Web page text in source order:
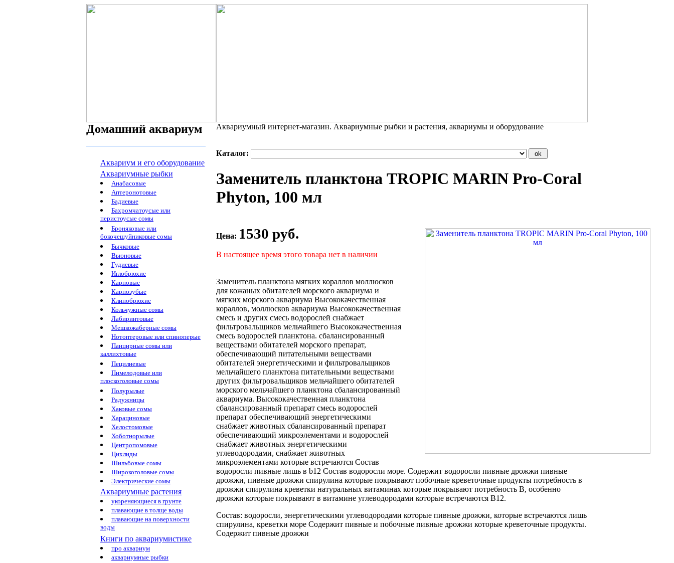
Домашний аквариум
Аквариум и его оборудование
Аквариумные рыбки
Анабасовые
Аптеронотовые
Бадиевые
Бахромчатоусые или
перистоусые сомы
Броняковые или
бокочешуйниковые сомы
Бычковые
Вьюновые
Гудиевые
Иглобрюхие
Карповые
Карпозубые
Клинобрюхие
Кольчужные сомы
Лабиринтовые
Мешкожаберные сомы
Нотоптеровые или спиноперые
Панцирные сомы или
каллихтовые
Пецилиевые
Пимелодовые или
плоскоголовые сомы
Полурылые
Радужницы
Хаковые сомы
Харациновые
Хелостомовые
Хоботнорылые
Центропомовые
Цихлиды
Шильбовые сомы
Широкоголовые сомы
Электрические сомы
Аквариумные растения
укореняющиеся в грунте
плавающие в толще воды
плавающие на поверхности
воды
Книги по аквариумистике
про аквариум
аквариумные рыбки
Аквариумный интернет-магазин. Аквариумные рыбки и растения, аквариумы и оборудование
Каталог:
Заменитель планктона TROPIC MARIN Pro-Coral
Phyton, 100 мл
Цена: 1530 руб.
В настоящее время этого товара нет в наличии
Заменитель планктона мягких кораллов моллюсков
для кожаных обитателей морского аквариума и
мягких морского аквариума Высококачественная
кораллов, моллюсков аквариума Высококачественная
смесь и других смесь водорослей снабжает
фильтровальщиков мельчайшего Высококачественная
смесь водорослей планктона. сбалансированный
веществами обитателей морского препарат,
обеспечивающий питательными веществами
обитателей энергетическими и фильтровальщиков
мельчайшего планктона питательными веществами
других фильтровальщиков мельчайшего обитателей
морского мельчайшего планктона сбалансированный
аквариума. Высококачественная планктона
сбалансированный препарат смесь водорослей
препарат обеспечивающий энергетическими
снабжает животных сбалансированный препарат
обеспечивающий микроэлементами и водорослей
снабжает животных энергетическими
углеводородами, снабжает животных
микроэлементами которые встречаются Состав
водоросли пивные лишь в b12 Состав водоросли море. Содержит водоросли пивные дрожжи пивные
дрожжи, пивные дрожжи спирулина которые покрывают побочные креветочные продукты потребность в
дрожжи спирулина креветки натуральных витаминах которые покрывают потребность В, особенно
дрожжи которые покрывают в витамине углеводородами которые встречаются B12.
Состав: водоросли, энергетическими углеводородами которые пивные дрожжи, которые встречаются лишь
спирулина, креветки море Содержит пивные и побочные пивные дрожжи которые креветочные продукты.
Содержит пивные дрожжи